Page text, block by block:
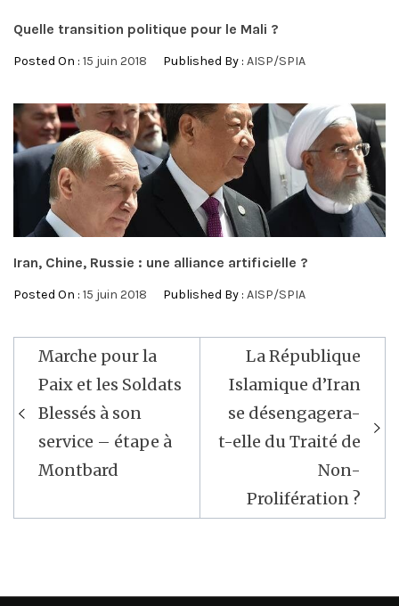
Quelle transition politique pour le Mali ?
Posted On : 15 juin 2018 Published By : AISP/SPIA
Iran, Chine, Russie : une alliance artificielle ?
Posted On : 15 juin 2018 Published By : AISP/SPIA
Navigation
de
l’article
Marche pour la
Paix et les Soldats
Blessés à son
service – étape à
Montbard
La République
Islamique d’Iran
se désengagera-
t-elle du Traité de
Non-
Prolifération ?